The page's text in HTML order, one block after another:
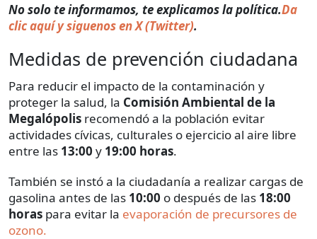
​​No solo te informamos, te explicamos la política.Da
clic aquí y siguenos en X (Twitter).
Medidas de prevención ciudadana
Para reducir el impacto de la contaminación y
proteger la salud, la Comisión Ambiental de la
Megalópolis recomendó a la población evitar
actividades cívicas, culturales o ejercicio al aire libre
entre las 13:00 y 19:00 horas.
También se instó a la ciudadanía a realizar cargas de
gasolina antes de las 10:00 o después de las 18:00
horas para evitar la evaporación de precursores de
ozono.